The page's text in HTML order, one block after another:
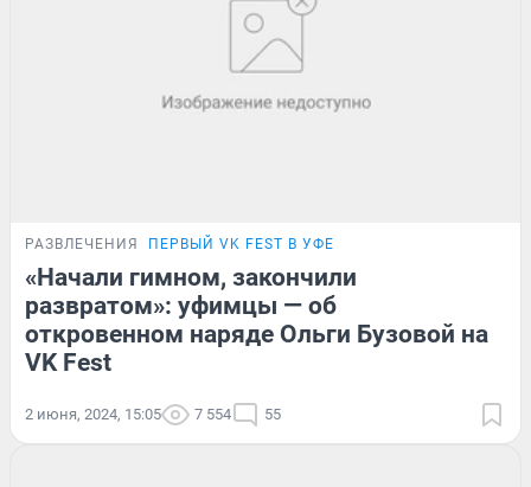
РАЗВЛЕЧЕНИЯ ПЕРВЫЙ VK FEST В УФЕ
«Начали гимном, закончили
развратом»: уфимцы — об
откровенном наряде Ольги Бузовой на
VK Fest
2 июня, 2024, 15:05 7 554 55